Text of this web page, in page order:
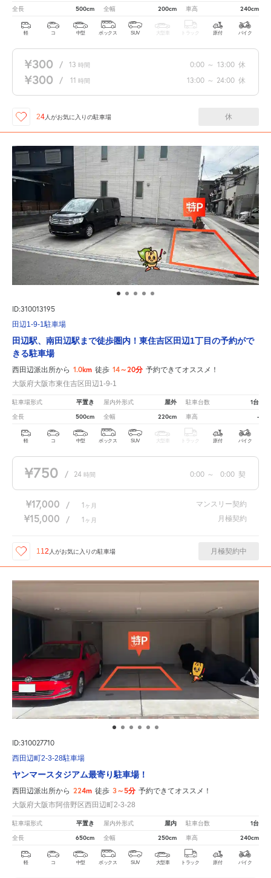
全長 500cm 全幅 200cm 車高 240cm
軽 コ 中型 ボックス SUV 大型車 トラック 原付 バイク
¥300 / 13 時間 0:00 ～ 13:00 休
¥300 / 11 時間 13:00 ～ 24:00 休
24人がお気に入りの駐車場 休
ID:310013195
田辺1-9-1駐車場
田辺駅、南田辺駅まで徒歩圏内！東住吉区田辺1丁目の予約がで
きる駐車場
西田辺派出所から 1.0km 徒歩 14～20分 予約できてオススメ！
大阪府大阪市東住吉区田辺1-9-1
駐車場形式 平置き 屋内外形式 屋外 駐車台数 1台
全長 500cm 全幅 220cm 車高 -
軽 コ 中型 ボックス SUV 大型車 トラック 原付 バイク
¥750 / 24 時間 0:00 ～ 0:00 契
¥17,000 / 1 ヶ月 マンスリー契約
¥15,000 / 1 ヶ月 月極契約
112 人がお気に入りの駐車場 月極契約中
ID:310027710
西田辺町2-3-28駐車場
ヤンマースタジアム最寄り駐車場！
西田辺派出所から 224m 徒歩 3～5分 予約できてオススメ！
大阪府大阪市阿倍野区西田辺町2-3-28
駐車場形式 平置き 屋内外形式 屋内 駐車台数 1台
全長 650cm 全幅 250cm 車高 240cm
軽 コ 中型 ボックス SUV 大型車 トラック 原付 バイク